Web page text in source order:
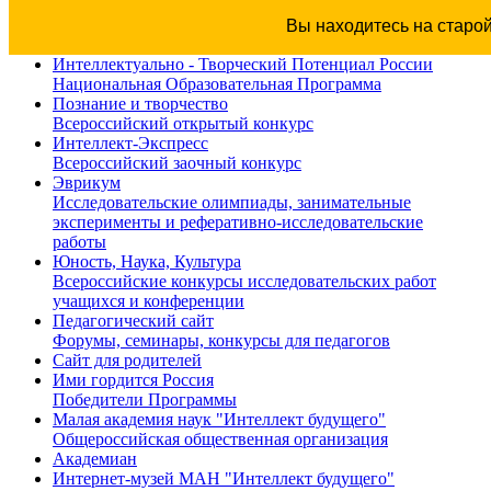
Вы находитесь на
Интеллектуально - Творческий Потенциал России
Национальная Образовательная Программа
Познание и творчество
Всероссийский открытый конкурс
Интеллект-Экспресс
Всероссийский заочный конкурс
Эврикум
Исследовательские олимпиады, занимательные
эксперименты и реферативно-исследовательские
работы
Юность, Наука, Культура
Всероссийские конкурсы исследовательских работ
учащихся и конференции
Педагогический сайт
Форумы, семинары, конкурсы для педагогов
Сайт для родителей
Ими гордится Россия
Победители Программы
Малая академия наук "Интеллект будущего"
Общероссийская общественная организация
Академиан
Интернет-музей МАН "Интеллект будущего"